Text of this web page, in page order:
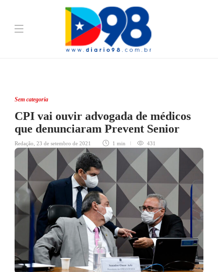
Sem categoria
CPI vai ouvir advogada de médicos
que denunciaram Prevent Senior
Redação 23 de setembro de 2021 1 min 431